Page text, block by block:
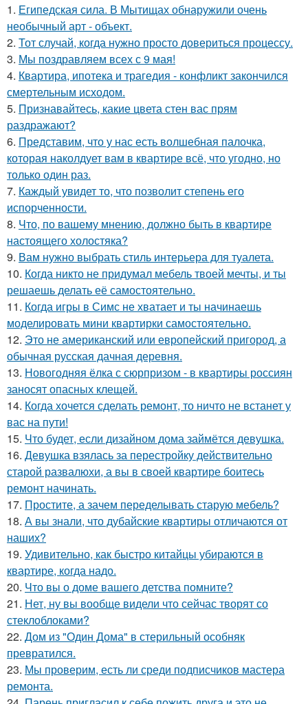
1. Египедская сила. В Мытищах обнаружили очень
необычный арт - объект.
2. Тот случай, когда нужно просто довериться процессу.
3. Мы поздравляем всех с 9 мая!
4. Квартира, ипотека и трагедия - конфликт закончился
смертельным исходом.
5. Признавайтесь, какие цвета стен вас прям
раздражают?
6. Представим, что у нас есть волшебная палочка,
которая наколдует вам в квартире всё, что угодно, но
только один раз.
7. Каждый увидет то, что позволит степень его
испорченности.
8. Что, по вашему мнению, должно быть в квартире
настоящего холостяка?
9. Вам нужно выбрать стиль интерьера для туалета.
10. Когда никто не придумал мебель твоей мечты, и ты
решаешь делать её самостоятельно.
11. Когда игры в Симс не хватает и ты начинаешь
моделировать мини квартирки самостоятельно.
12. Это не американский или европейский пригород, а
обычная русская дачная деревня.
13. Новогодняя ёлка с сюрпризом - в квартиры россиян
заносят опасных клещей.
14. Когда хочется сделать ремонт, то ничто не встанет у
вас на пути!
15. Что будет, если дизайном дома займётся девушка.
16. Девушка взялась за перестройку действительно
старой развалюхи, а вы в своей квартире боитесь
ремонт начинать.
17. Простите, а зачем переделывать старую мебель?
18. А вы знали, что дубайские квартиры отличаются от
наших?
19. Удивительно, как быстро китайцы убираются в
квартире, когда надо.
20. Что вы о доме вашего детства помните?
21. Нет, ну вы вообще видели что сейчас творят со
стеклоблоками?
22. Дом из "Один Дома" в стерильный особняк
превратился.
23. Мы проверим, есть ли среди подписчиков мастера
ремонта.